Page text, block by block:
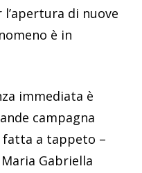
di nuove
è in
immediata è
campagna
fatta a tappeto –
Gabriella